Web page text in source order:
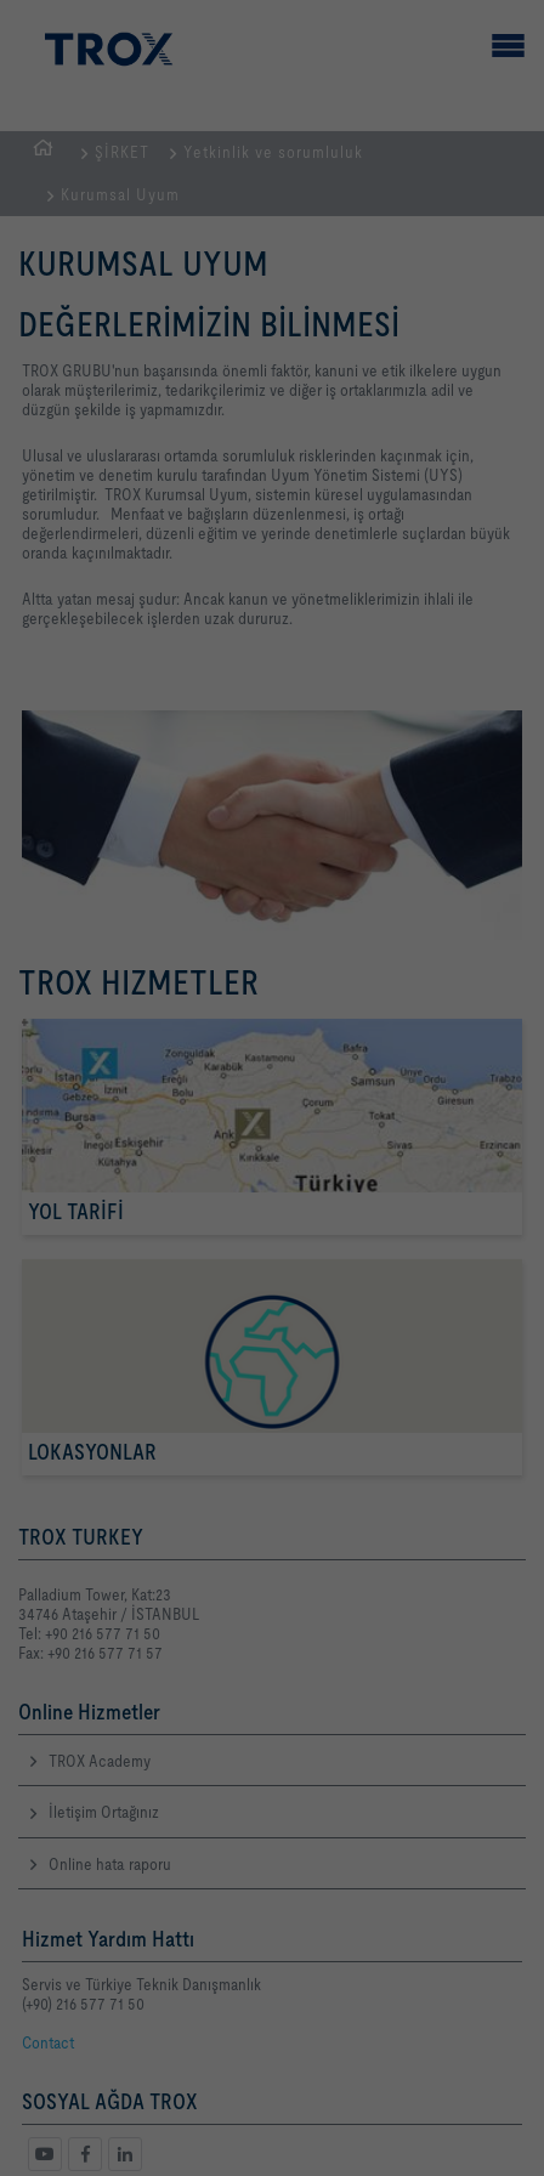
SAYFASI
ŞİRKET Yetkinlik ve sorumluluk
Kurumsal Uyum
KURUMSAL UYUM
DEĞERLERIMIZIN BILINMESI
TROX GRUBU'nun başarısında önemli faktör, kanuni ve etik ilkelere uygun
olarak müşterilerimiz, tedarikçilerimiz ve diğer iş ortaklarımızla adil ve
düzgün şekilde iş yapmamızdır.
Ulusal ve uluslararası ortamda sorumluluk risklerinden kaçınmak için,
yönetim ve denetim kurulu tarafından Uyum Yönetim Sistemi (UYS)
getirilmiştir. TROX Kurumsal Uyum, sistemin küresel uygulamasından
sorumludur. Menfaat ve bağışların düzenlenmesi, iş ortağı
değerlendirmeleri, düzenli eğitim ve yerinde denetimlerle suçlardan büyük
oranda kaçınılmaktadır.
Altta yatan mesaj şudur: Ancak kanun ve yönetmeliklerimizin ihlali ile
gerçekleşebilecek işlerden uzak dururuz.
TROX HIZMETLER
YOL TARİFİ
LOKASYONLAR
TROX TURKEY
Palladium Tower, Kat:23
34746 Ataşehir / İSTANBUL
Tel: +90 216 577 71 50
Fax: +90 216 577 71 57
Online Hizmetler
TROX Academy
İletişim Ortağınız
Online hata raporu
Hizmet Yardım Hattı
Servis ve Türkiye Teknik Danışmanlık
(+90) 216 577 71 50
Contact
SOSYAL AĞDA TROX